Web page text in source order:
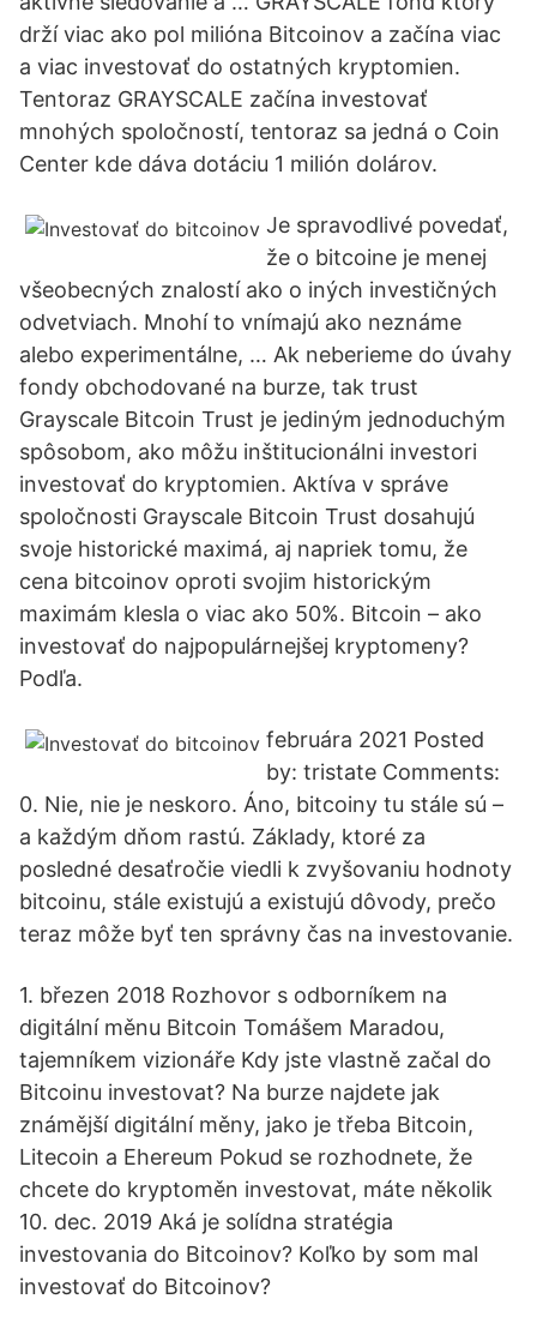
drží viac ako pol milióna Bitcoinov a začína viac
a viac investovať do ostatných kryptomien.
Tentoraz GRAYSCALE začína investovať
mnohých spoločností, tentoraz sa jedná o Coin
Center kde dáva dotáciu 1 milión dolárov.
Je spravodlivé povedať,
že o bitcoine je menej
všeobecných znalostí ako o iných investičných
odvetviach. Mnohí to vnímajú ako neznáme
alebo experimentálne, … Ak neberieme do úvahy
fondy obchodované na burze, tak trust
Grayscale Bitcoin Trust je jediným jednoduchým
spôsobom, ako môžu inštitucionálni investori
investovať do kryptomien. Aktíva v správe
spoločnosti Grayscale Bitcoin Trust dosahujú
svoje historické maximá, aj napriek tomu, že
cena bitcoinov oproti svojim historickým
maximám klesla o viac ako 50%. Bitcoin – ako
investovať do najpopulárnejšej kryptomeny?
Podľa.
februára 2021 Posted
by: tristate Comments:
0. Nie, nie je neskoro. Áno, bitcoiny tu stále sú –
a každým dňom rastú. Základy, ktoré za
posledné desaťročie viedli k zvyšovaniu hodnoty
bitcoinu, stále existujú a existujú dôvody, prečo
teraz môže byť ten správny čas na investovanie.
1. březen 2018 Rozhovor s odborníkem na
digitální měnu Bitcoin Tomášem Maradou,
tajemníkem vizionáře Kdy jste vlastně začal do
Bitcoinu investovat? Na burze najdete jak
známější digitální měny, jako je třeba Bitcoin,
Litecoin a Ehereum Pokud se rozhodnete, že
chcete do kryptoměn investovat, máte několik
10. dec. 2019 Aká je solídna stratégia
investovania do Bitcoinov? Koľko by som mal
investovať do Bitcoinov?